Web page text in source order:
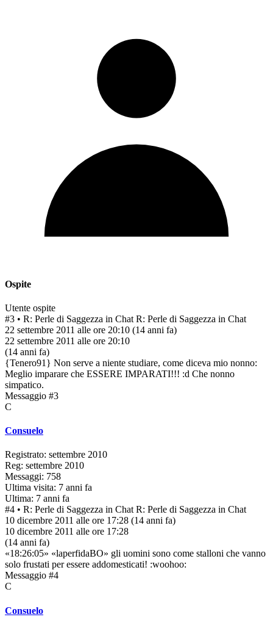
Ospite
Utente ospite
#3 • R: Perle di Saggezza in Chat R: Perle di Saggezza in Chat
22 settembre 2011 alle ore 20:10 (14 anni fa)
22 settembre 2011 alle ore 20:10
(14 anni fa)
{Tenero91} Non serve a niente studiare, come diceva mio nonno:
Meglio imparare che ESSERE IMPARATI!!! :d Che nonno
simpatico.
Messaggio #3
C
Consuelo
Registrato: settembre 2010
Reg: settembre 2010
Messaggi: 758
Ultima visita: 7 anni fa
Ultima: 7 anni fa
#4 • R: Perle di Saggezza in Chat R: Perle di Saggezza in Chat
10 dicembre 2011 alle ore 17:28 (14 anni fa)
10 dicembre 2011 alle ore 17:28
(14 anni fa)
«18:26:05» «laperfidaBO» gli uomini sono come stalloni che vanno
solo frustati per essere addomesticati! :woohoo:
Messaggio #4
C
Consuelo